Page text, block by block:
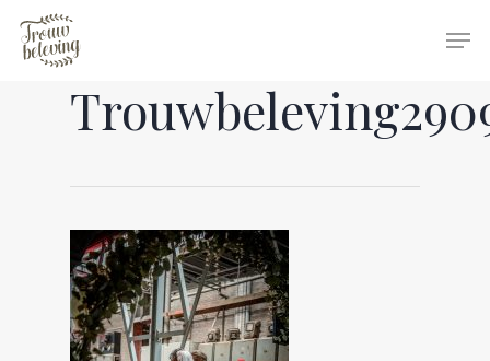
Hit enter to search or ESC to close